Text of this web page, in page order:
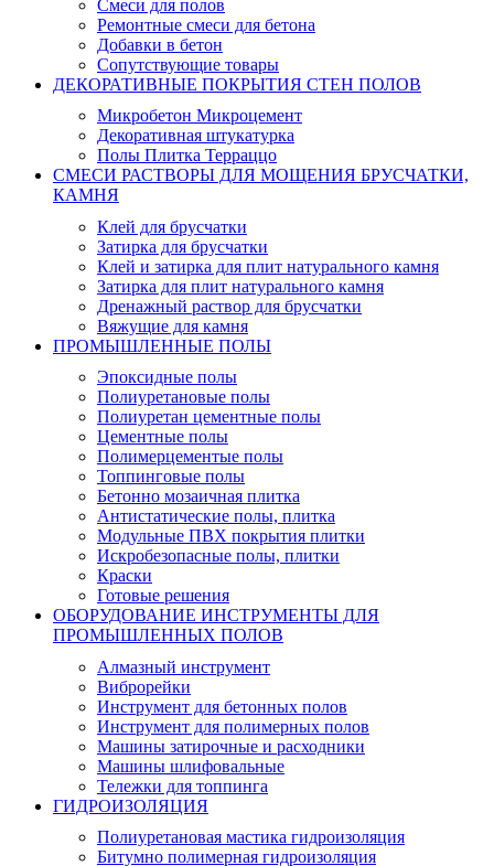
Смеси для полов
Ремонтные смеси для бетона
Добавки в бетон
Сопутствующие товары
ДЕКОРАТИВНЫЕ ПОКРЫТИЯ СТЕН ПОЛОВ
Микробетон Микроцемент
Декоративная штукатурка
Полы Плитка Терраццо
СМЕСИ РАСТВОРЫ ДЛЯ МОЩЕНИЯ БРУСЧАТКИ,
КАМНЯ
Клей для брусчатки
Затирка для брусчатки
Клей и затирка для плит натурального камня
Затирка для плит натурального камня
Дренажный раствор для брусчатки
Вяжущие для камня
ПРОМЫШЛЕННЫЕ ПОЛЫ
Эпоксидные полы
Полиуретановые полы
Полиуретан цементные полы
Цементные полы
Полимерцементые полы
Топпинговые полы
Бетонно мозаичная плитка
Антистатические полы, плитка
Модульные ПВХ покрытия плитки
Искробезопасные полы, плитки
Краски
Готовые решения
ОБОРУДОВАНИЕ ИНСТРУМЕНТЫ ДЛЯ
ПРОМЫШЛЕННЫХ ПОЛОВ
Алмазный инструмент
Виброрейки
Инструмент для бетонных полов
Инструмент для полимерных полов
Машины затирочные и расходники
Машины шлифовальные
Тележки для топпинга
ГИДРОИЗОЛЯЦИЯ
Полиуретановая мастика гидроизоляция
Битумно полимерная гидроизоляция